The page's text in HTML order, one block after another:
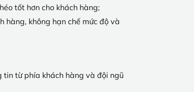
tốt hơn cho khách hàng;
hàng, không hạn chế mức độ và
tin từ phía khách hàng và đội ngũ